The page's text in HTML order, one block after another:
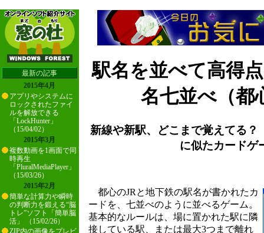
最新の記事
2015年4月
アプリやシステムに
ロックされたファイ
ルを解放できる
「LockHunter」
（15/04/02）
2015年3月
複数動画を1画面で同
時再生
「PluralMediaPlayer」
（15/03/26）
2015年2月
簡単な計算力や瞬時
の判断力を鍛える“脳
トレ”ソフト「簡単脳
活」 （15/02/26）
ZIP内の画像をプレビ
駅名を並べて高得
名七並べ（都
新線や新駅、どこまで覚えてる
に似たカードゲ
都心のJRと地下鉄の駅名が書かれたカ
ードを、七並べのように並べるゲーム。
基本的なルールは、場に置かれた駅に隣
接している駅、または最大3つまで離れ